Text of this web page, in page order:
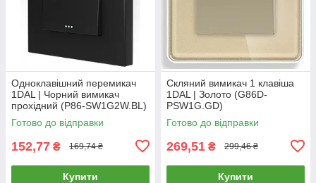
Одноклавішний перемикач
1DAL | Чорний вимикач
прохідний (P86-SW1G2W.BL)
Готово до відправки
152,77 ₴ 169,74 ₴
Купити
Скляний вимикач 1 клавіша
1DAL | Золото (G86D-
PSW1G.GD)
Готово до відправки
269,51 ₴ 299,46 ₴
Купити